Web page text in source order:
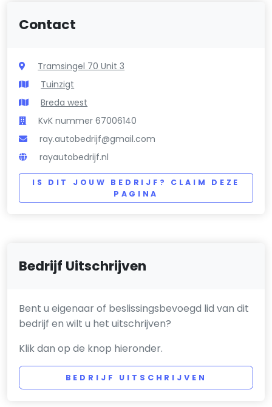
Contact
Tramsingel 70 Unit 3
Tuinzigt
Breda west
KvK nummer 67006140
ray.autobedrijf@gmail.com
rayautobedrijf.nl
IS DIT JOUW BEDRIJF? CLAIM DEZE
PAGINA
Bedrijf Uitschrijven
Bent u eigenaar of beslissingsbevoegd lid van dit
bedrijf en wilt u het uitschrijven?
Klik dan op de knop hieronder.
BEDRIJF UITSCHRIJVEN